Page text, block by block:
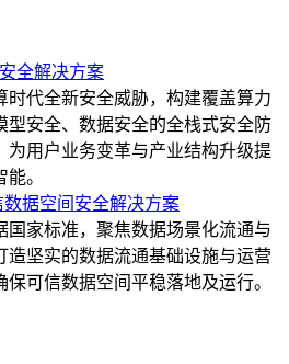
全解决方案
时代全新安全威胁，构建覆盖算力
型安全、数据安全的全栈式安全防
为用户业务变革与产业结构升级提
。
数据空间安全解决方案
国家标准，聚焦数据场景化流通与
造坚实的数据流通基础设施与运营
保可信数据空间平稳落地及运行。